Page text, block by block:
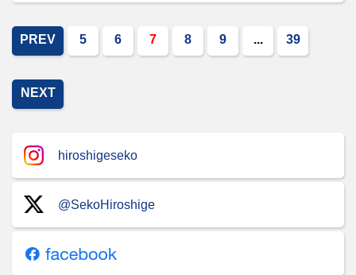
PREV 5 6 7 8 9 ... 39
NEXT
hiroshigeseko
@SekoHiroshige